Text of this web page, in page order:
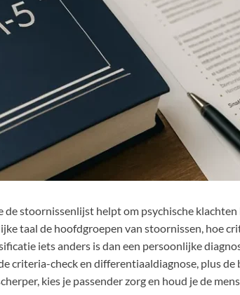
de stoornissenlijst helpt om psychische
taal de hoofdgroepen van stoornissen, hoe
iets anders is dan een persoonlijke
criteria-check en differentiaaldiagnose, plus de
kies je passender zorg en houd je de